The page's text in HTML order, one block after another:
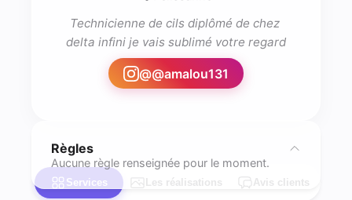
Technicienne de cils diplômé de chez
delta infini je vais sublimé votre regard
@@amalou131
Règles
Aucune règle renseignée pour le moment.
Services Les réalisations Avis clients